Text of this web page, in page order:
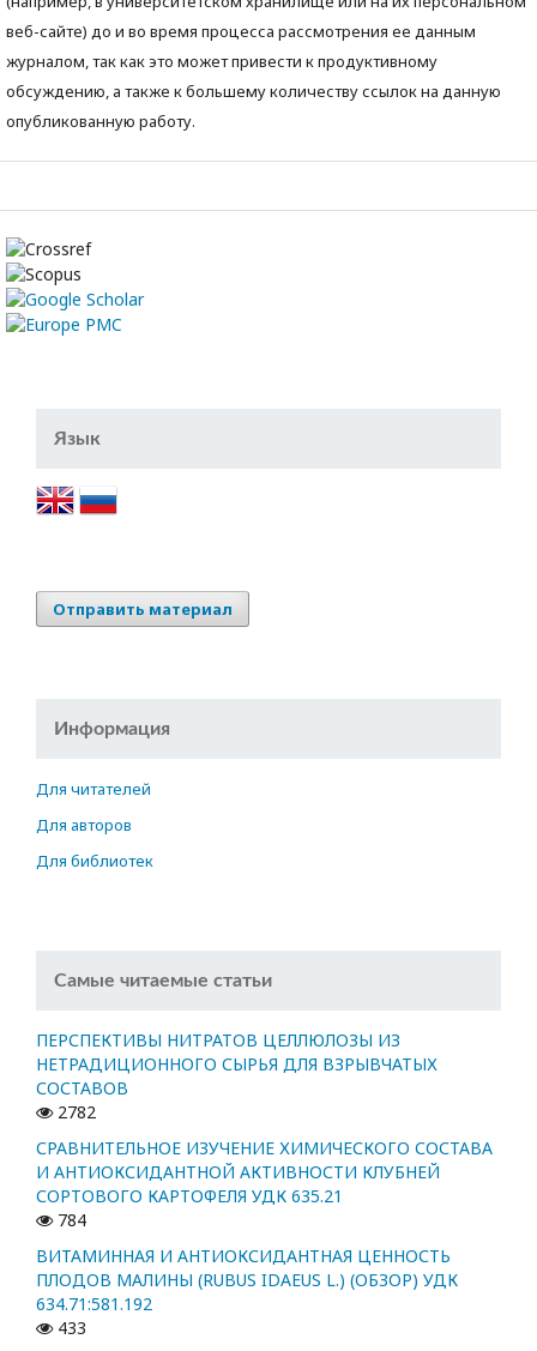
веб-сайте) до и во время процесса рассмотрения ее данным
журналом, так как это может привести к продуктивному
обсуждению, а также к большему количеству ссылок на данную
опубликованную работу.
Язык
Отправить материал
Информация
Для читателей
Для авторов
Для библиотек
Самые читаемые статьи
ПЕРСПЕКТИВЫ НИТРАТОВ ЦЕЛЛЮЛОЗЫ ИЗ
НЕТРАДИЦИОННОГО СЫРЬЯ ДЛЯ ВЗРЫВЧАТЫХ
СОСТАВОВ
2782
СРАВНИТЕЛЬНОЕ ИЗУЧЕНИЕ ХИМИЧЕСКОГО СОСТАВА
И АНТИОКСИДАНТНОЙ АКТИВНОСТИ КЛУБНЕЙ
СОРТОВОГО КАРТОФЕЛЯ УДК 635.21
784
ВИТАМИННАЯ И АНТИОКСИДАНТНАЯ ЦЕННОСТЬ
ПЛОДОВ МАЛИНЫ (RUBUS IDAEUS L.) (ОБЗОР) УДК
634.71:581.192
433